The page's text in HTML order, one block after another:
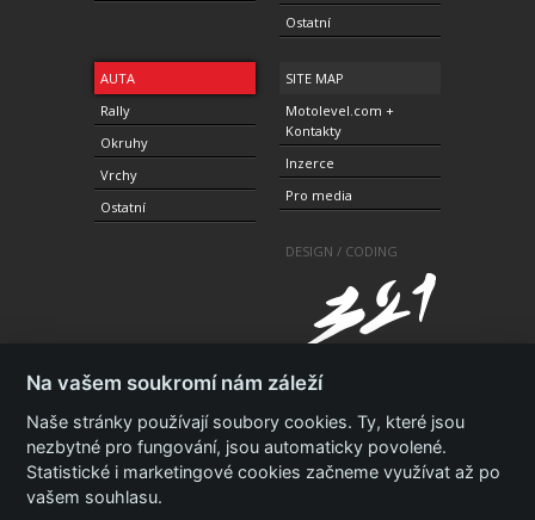
Ostatní
AUTA
Rally
Okruhy
Vrchy
Ostatní
SITE MAP
Motolevel.com +
Kontakty
Inzerce
Pro media
DESIGN / CODING
© 2010-2021 Copyright Motolevel. Všechna práva
vyhrazena.Podmínky a prohlášení - ochrana
soukromí.
Na vašem soukromí nám záleží
Naše stránky používají soubory cookies. Ty, které jsou
nezbytné pro fungování, jsou automaticky povolené.
Statistické i marketingové cookies začneme využívat až po
vašem souhlasu.